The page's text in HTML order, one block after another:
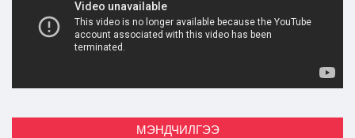
МЭНДЧИЛГЭЭ